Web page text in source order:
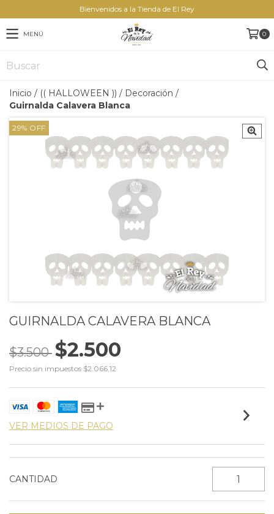
Bienvenidos a la Tienda de El Rey
MENÚ 0
Inicio / (( HALLOWEEN )) / Decoración /
Guirnalda Calavera Blanca
29% OFF
GUIRNALDA CALAVERA BLANCA
$3.500 $2.500
Precio sin impuestos $2.066,12
VER MEDIOS DE PAGO
CANTIDAD